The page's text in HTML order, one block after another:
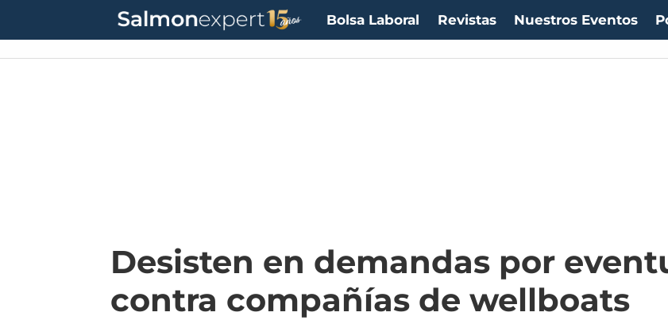
Bolsa Laboral Revistas Nuestros Eventos
Desisten en demandas por
contra compañías de wellboats